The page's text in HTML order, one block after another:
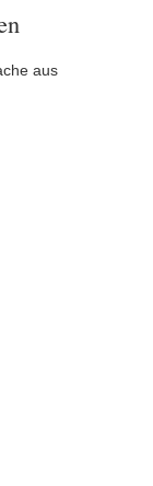
aus